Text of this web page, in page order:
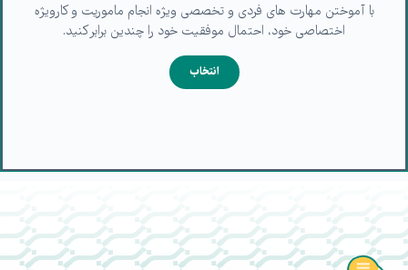
با آموختن مهارت های فردی و تخصصی ویژه انجام ماموریت و کارویژه
اختصاصی خود، احتمال موفقیت خود را چندین برابر کنید.
انتخاب